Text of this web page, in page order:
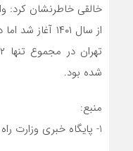
خالقی خاطرنشان کرد:
شده بود.
منبع:
1- پایگاه خبری وزارت راه و شهرسازی – مسکن و شهرسازی